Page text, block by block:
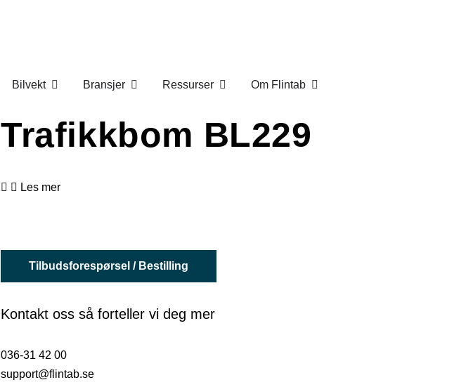
Bilvekt Bransjer Ressurser Om Flintab
Trafikkbom BL229
Les mer
Tilbudsforespørsel / Bestilling
Kontakt oss så forteller vi deg mer
036-31 42 00
support@flintab.se